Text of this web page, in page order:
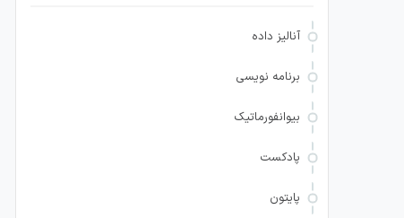
آنالیز داده
برنامه نویسی
بیوانفورماتیک
پادکست
پایتون